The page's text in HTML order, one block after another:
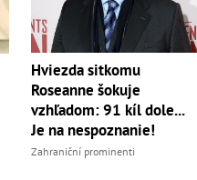
Hviezda sitkomu
Roseanne šokuje
vzhľadom: 91 kíl dole...
Je na nespoznanie!
Zahraniční prominenti